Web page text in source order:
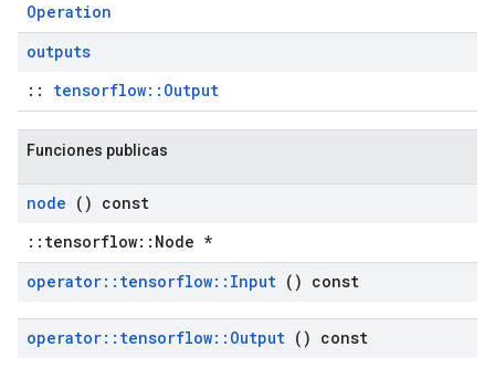
Operation
outputs
:: tensorflow::Output
Funciones publicas
node () const
::tensorflow::Node *
operator:: tensorflow:: Input () const
operator:: tensorflow:: Output () const